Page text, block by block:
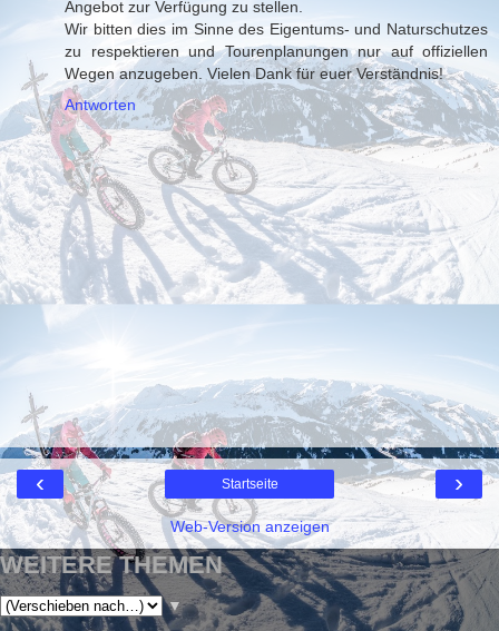
Angebot zur Verfügung zu stellen.
Wir bitten dies im Sinne des Eigentums- und Naturschutzes
zu respektieren und Tourenplanungen nur auf offiziellen
Wegen anzugeben. Vielen Dank für euer Verständnis!
Antworten
‹ ›
Startseite
Web-Version anzeigen
WEITERE THEMEN
▼